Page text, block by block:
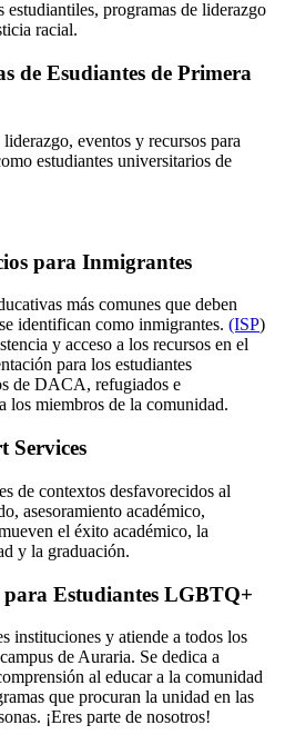
programas de liderazgo
racial.
de Esudiantes de Primera
eventos y recursos para
estudiantes universitarios de
para Inmigrantes
más comunes que deben
identifican como inmigrantes. (ISP)
y acceso a los recursos en el
para los estudiantes
de DACA, refugiados e
los miembros de la comunidad.
Services
de contextos desfavorecidos al
asesoramiento académico,
el éxito académico, la
y la graduación.
para Estudiantes LGBTQ+
instituciones y atiende a todos los
de Auraria. Se dedica a
al educar a la comunidad
que procuran la unidad en las
¡Eres parte de nosotros!